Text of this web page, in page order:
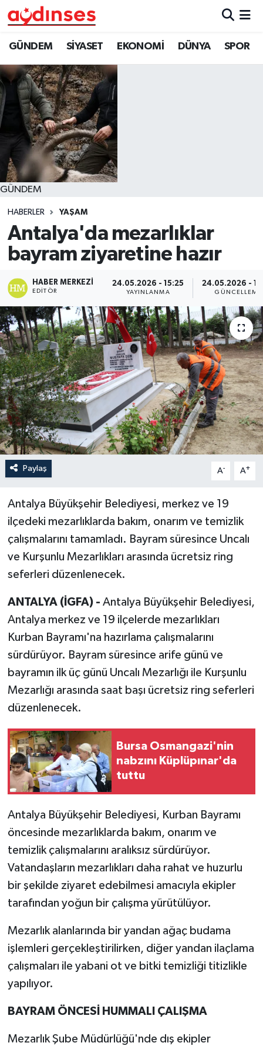
GÜNDEM SİYASET EKONOMİ DÜNYA SPOR
GÜNDEM
HABERLER YAŞAM
Antalya'da mezarlıklar
bayram ziyaretine hazır
HABER MERKEZI
EDITÖR
24.05.2026 - 15:25
YAYINLANMA
24.05.2026 -
GÜNCELLEME
Paylaş A- A+
Antalya Büyükşehir Belediyesi, merkez ve 19
ilçedeki mezarlıklarda bakım, onarım ve temizlik
çalışmalarını tamamladı. Bayram süresince Uncalı
ve Kurşunlu Mezarlıkları arasında ücretsiz ring
seferleri düzenlenecek.
ANTALYA (İGFA) - Antalya Büyükşehir Belediyesi,
Antalya merkez ve 19 ilçelerde mezarlıkları
Kurban Bayramı'na hazırlama çalışmalarını
sürdürüyor. Bayram süresince arife günü ve
bayramın ilk üç günü Uncalı Mezarlığı ile Kurşunlu
Mezarlığı arasında saat başı ücretsiz ring seferleri
düzenlenecek.
Bursa Osmangazi'nin
nabzını Küplüpınar'da
tuttu
Antalya Büyükşehir Belediyesi, Kurban Bayramı
öncesinde mezarlıklarda bakım, onarım ve
temizlik çalışmalarını aralıksız sürdürüyor.
Vatandaşların mezarlıkları daha rahat ve huzurlu
bir şekilde ziyaret edebilmesi amacıyla ekipler
tarafından yoğun bir çalışma yürütülüyor.
Mezarlık alanlarında bir yandan ağaç budama
işlemleri gerçekleştirilirken, diğer yandan ilaçlama
çalışmaları ile yabani ot ve bitki temizliği titizlikle
yapılıyor.
BAYRAM ÖNCESİ HUMMALI ÇALIŞMA
Mezarlık Şube Müdürlüğü'nde dış ekipler
GÜNDEM
SİYASET
EKONOMİ
DÜNYA
SPOR
MAGAZİN
YAŞAM
Nöbetçi Eczaneler
Hava Durumu
Aydin Namaz Vakitleri
Trafik Durumu
Süper Lig Puan Durumu ve Fikstür
Tüm Manşetler
Son Dakika Haberleri
Haber Arşivi